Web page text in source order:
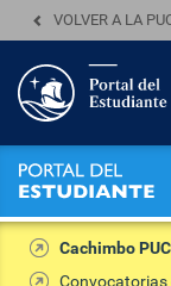
VOLVER A LA
Cachimbo
Convocatorias